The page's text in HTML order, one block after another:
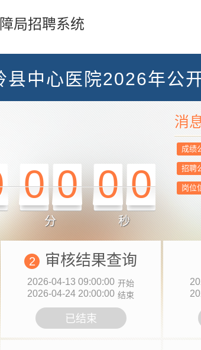
局招聘系统
县中心医院2026年公
0 0 0 0
分 秒
消
成绩
招聘
岗位
2 审核结果查询
2026-04-13 09:00:00 开始
2026-04-24 20:00:00 结束
已结束